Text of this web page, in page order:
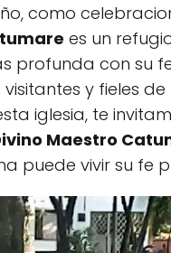
como
es un
profunda con su
y fieles
iglesia, te
Maestro
puede vivir su fe